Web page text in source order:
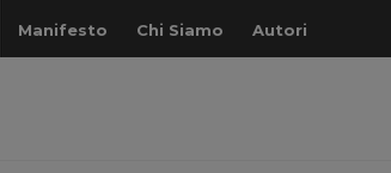
Manifesto Chi Siamo Autori